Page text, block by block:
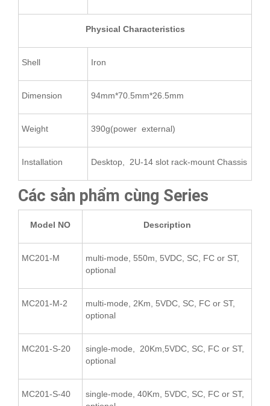
Physical Characteristics
Shell Iron
Dimension 94mm*70.5mm*26.5mm
Weight 390g(power external)
Installation Desktop, 2U-14 slot rack-mount Chassis
Các sản phẩm cùng Series
Model NO Description
MC201-M
multi-mode, 550m, 5VDC, SC, FC or ST,
optional
MC201-M-2
multi-mode, 2Km, 5VDC, SC, FC or ST,
optional
MC201-S-20
single-mode, 20Km,5VDC, SC, FC or ST,
optional
MC201-S-40
single-mode, 40Km, 5VDC, SC, FC or ST,